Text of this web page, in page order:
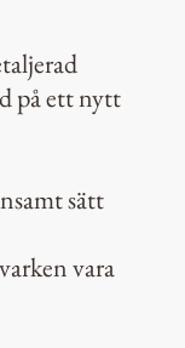
på ett nytt
sätt
vara